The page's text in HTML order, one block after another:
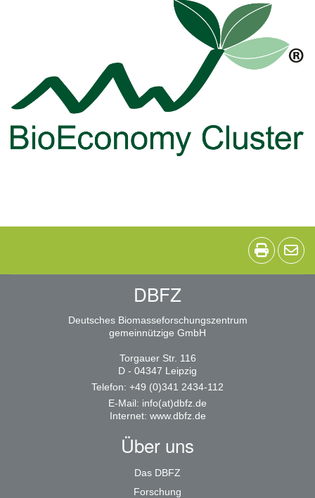
DBFZ
Deutsches Biomasseforschungszentrum
gemeinnützige GmbH
Torgauer Str. 116
D - 04347 Leipzig
Telefon: +49 (0)341 2434-112
E-Mail: info(at)dbfz.de
Internet: www.dbfz.de
Über uns
Das DBFZ
Forschung